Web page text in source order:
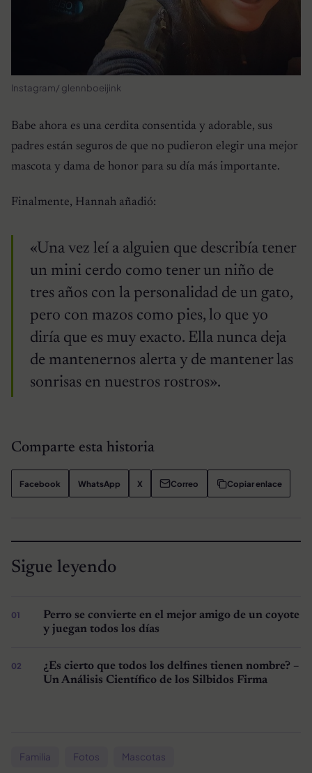
Instagram/ glennboeijink
Babe ahora es una cerdita consentida y adorable, sus
padres están seguros de que no pudieron elegir una mejor
mascota y dama de honor para su día más importante.
Finalmente, Hannah añadió:
«Una vez leí a alguien que describía tener
un mini cerdo como tener un niño de
tres años con la personalidad de un gato,
pero con mazos como pies, lo que yo
diría que es muy exacto. Ella nunca deja
de mantenernos alerta y de mantener las
sonrisas en nuestros rostros».
Comparte esta historia
Facebook WhatsApp X Correo Copiar enlace
Sigue leyendo
Perro se convierte en el mejor amigo de un coyote
y juegan todos los días
¿Es cierto que todos los delfines tienen nombre? –
Un Análisis Científico de los Silbidos Firma
Familia Fotos Mascotas